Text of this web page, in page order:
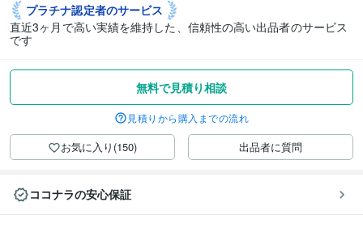
プラチナ認定者のサービス
直近3ヶ月で高い実績を維持した、信頼性の高い出品者のサービス
です
無料で見積り相談
見積りから購入までの流れ
お気に入り(150) 出品者に質問
ココナラの安心保証